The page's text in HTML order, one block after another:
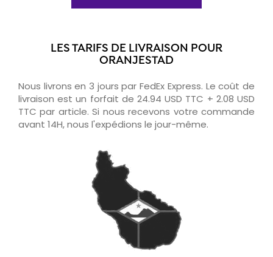
LES TARIFS DE LIVRAISON POUR
ORANJESTAD
Nous livrons en 3 jours par FedEx Express. Le coût de
livraison est un forfait de 24.94 USD TTC + 2.08 USD
TTC par article. Si nous recevons votre commande
avant 14H, nous l'expédions le jour-même.